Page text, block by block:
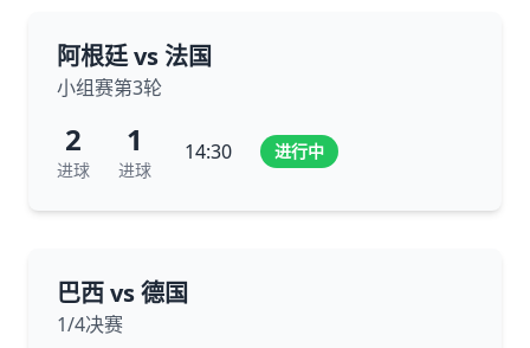
阿根廷 vs 法国
小组赛第3轮
2
进球
1
进球
14:30 进行中
巴西 vs 德国
1/4决赛